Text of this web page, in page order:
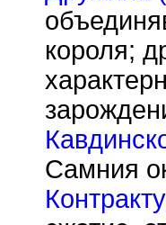
короля;
Самния